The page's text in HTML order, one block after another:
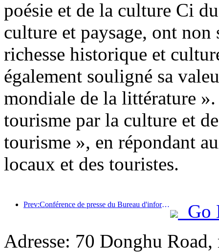
poésie et de la culture Ci
culture et paysage, ont
richesse historique et
également souligné sa
mondiale de la littérature
tourisme par la culture et
tourisme », en répondant
locaux et des touristes.
Prev:Conférence de presse du Bureau d'information du Conseil d'État : Actuellement, il y a 28 ports frontaliers dans mon pays qui peuvent fournir des services de tourisme autonome
Go
Adresse: 70 Donghu